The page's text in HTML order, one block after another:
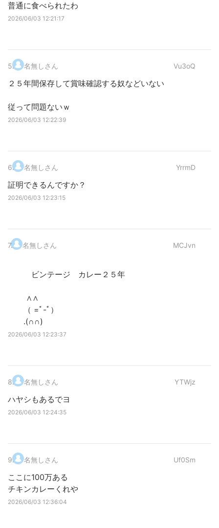
普通に食べられたわ
2026/06/03 12:21:17
5. 名無しさん Vu3oQ
２５年間保存して賞味確認する奴などいない
従って問題ないｗ
2026/06/03 12:22:39
6. 名無しさん YrrmD
証明できるんですか？
2026/06/03 12:23:15
7. 名無しさん MCJvn
ビンテージ カレー２５年
∧∧
（ =ﾟ-ﾟ）
.(∩∩)
2026/06/03 12:23:37
8. 名無しさん YTWjz
ハヤシもあるでヨ
2026/06/03 12:24:35
9. 名無しさん Uf0Sm
ここに100万ある
チキンカレーくれや
2026/06/03 12:36:04